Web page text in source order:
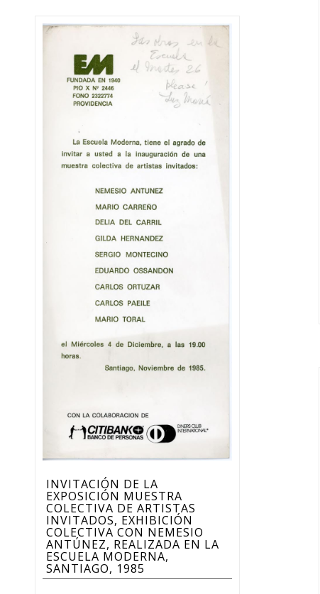
INVITACIÓN DE LA
EXPOSICIÓN MUESTRA
COLECTIVA DE ARTISTAS
INVITADOS, EXHIBICIÓN
COLECTIVA CON NEMESIO
ANTÚNEZ, REALIZADA EN LA
ESCUELA MODERNA,
SANTIAGO, 1985